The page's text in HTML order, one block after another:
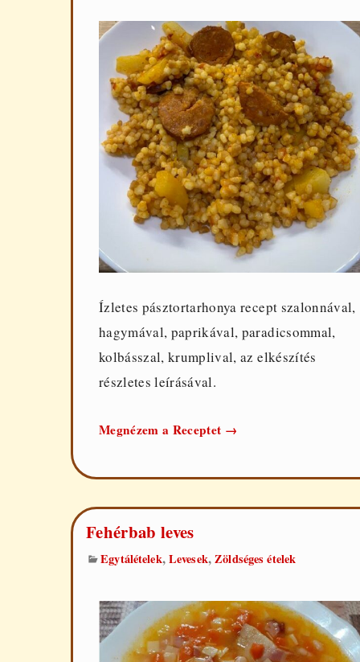
Ízletes pásztortarhonya recept szalonnával,
hagymával, paprikával, paradicsommal,
kolbásszal, krumplival, az elkészítés
részletes leírásával.
Megnézem a Receptet Pásztortarhonya
→
Fehérbab leves
Egytálételek,Levesek,Zöldséges ételek